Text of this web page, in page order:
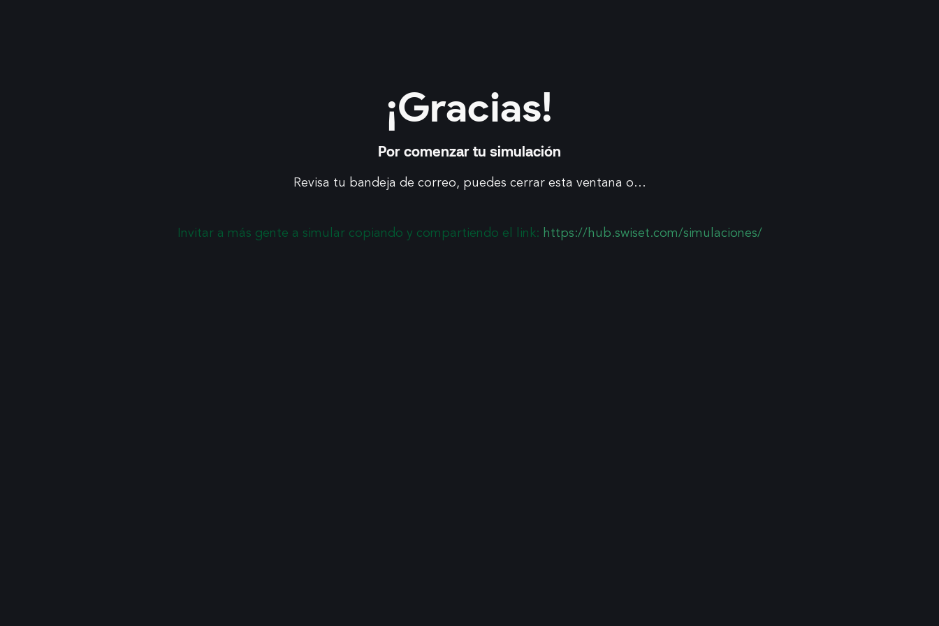
¡Gracias!
Por comenzar tu simulación
Revisa tu bandeja de correo, puedes cerrar esta ventana o…
Invitar a más gente a simular copiando y compartiendo el link: https://hub.swiset.com/simulaciones/